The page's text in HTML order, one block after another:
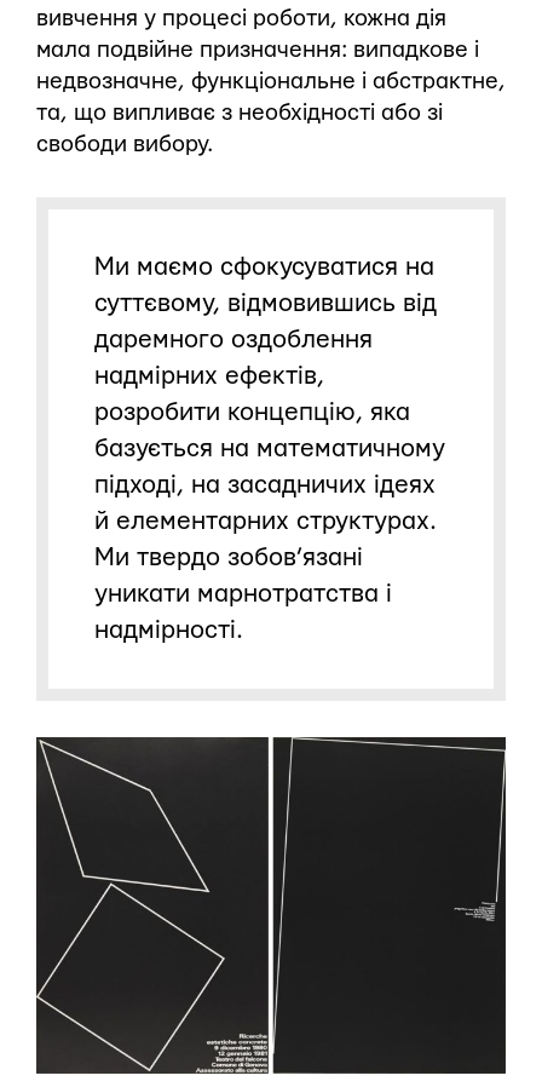
вивчення у процесі роботи, кожна дія
мала подвійне призначення: випадкове і
недвозначне, функціональне і абстрактне,
та, що випливає з необхідності або зі
свободи вибору.
Ми маємо сфокусуватися на
суттєвому, відмовившись від
даремного оздоблення
надмірних ефектів,
розробити концепцію, яка
базується на математичному
підході, на засадничих ідеях
й елементарних структурах.
Ми твердо зобов’язані
уникати марнотратства і
надмірності.